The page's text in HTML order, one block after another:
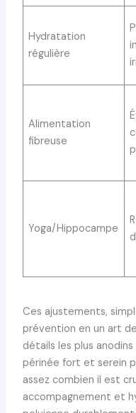
Hydratation
régulière
Alimentation
fibreuse
Yoga/Hippocampe
Ces ajustements,
prévention en un art
détails les plus
périnée fort et serein
assez combien il est
accompagnement et